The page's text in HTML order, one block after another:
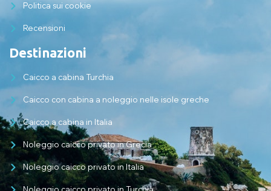
Politica sui cookie
Recensioni
Destinazioni
Caicco a cabina Turchia
Caicco con cabina a noleggio nelle isole greche
Caicco a cabina in Italia
Noleggio caicco privato in Grecia
Noleggio caicco privato in Italia